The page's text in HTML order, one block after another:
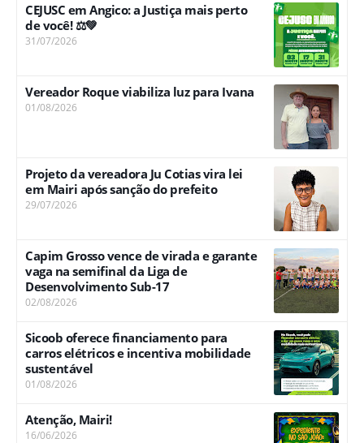
CEJUSC em Angico: a Justiça mais perto
de você! ⚖️💚
31/07/2026
Vereador Roque viabiliza luz para Ivana
01/08/2026
Projeto da vereadora Ju Cotias vira lei
em Mairi após sanção do prefeito
29/07/2026
Capim Grosso vence de virada e garante
vaga na semifinal da Liga de
Desenvolvimento Sub-17
02/08/2026
Sicoob oferece financiamento para
carros elétricos e incentiva mobilidade
sustentável
01/08/2026
Atenção, Mairi!
16/06/2026